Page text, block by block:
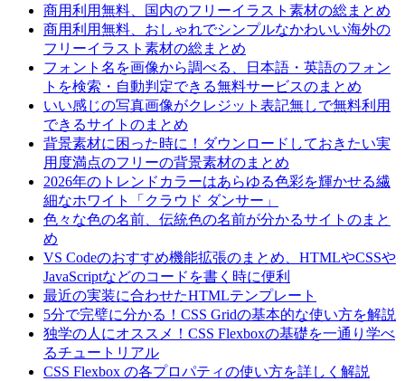
商用利用無料、国内のフリーイラスト素材の総まとめ
商用利用無料、おしゃれでシンプルなかわいい海外の
フリーイラスト素材の総まとめ
フォント名を画像から調べる、日本語・英語のフォン
トを検索・自動判定できる無料サービスのまとめ
いい感じの写真画像がクレジット表記無しで無料利用
できるサイトのまとめ
背景素材に困った時に！ダウンロードしておきたい実
用度満点のフリーの背景素材のまとめ
2026年のトレンドカラーはあらゆる色彩を輝かせる繊
細なホワイト「クラウド ダンサー」
色々な色の名前、伝統色の名前が分かるサイトのまと
め
VS Codeのおすすめ機能拡張のまとめ、HTMLやCSSや
JavaScriptなどのコードを書く時に便利
最近の実装に合わせたHTMLテンプレート
5分で完璧に分かる！CSS Gridの基本的な使い方を解説
独学の人にオススメ！CSS Flexboxの基礎を一通り学べ
るチュートリアル
CSS Flexbox の各プロパティの使い方を詳しく解説